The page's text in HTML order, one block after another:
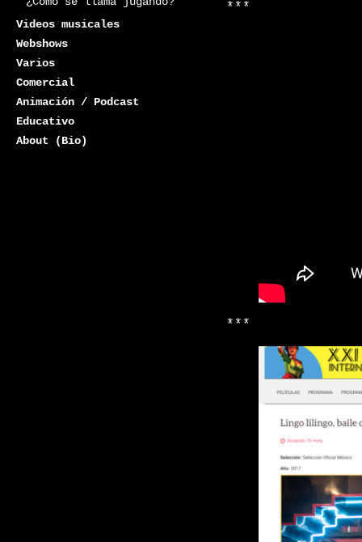
Videos musicales
Webshows
Varios
Comercial
Animación / Podcast
Educativo
About (Bio)
***
***